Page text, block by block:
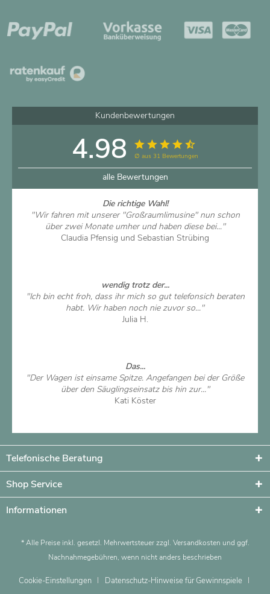
Kundenbewertungen
4.98 ∅ aus 31 Bewertungen
alle Bewertungen
Die richtige Wahl!
"Wir fahren mit unserer "Großraumlimusine" nun schon
über zwei Monate umher und haben diese bei..."
Claudia Pfensig und Sebastian Strübing
wendig trotz der...
"Ich bin echt froh, dass ihr mich so gut telefonsich beraten
habt. Wir haben noch nie zuvor so..."
Julia H.
Das...
"Der Wagen ist einsame Spitze. Angefangen bei der Größe
über den Säuglingseinsatz bis hin zur..."
Kati Köster
Telefonische Beratung
Shop Service
Informationen
* Alle Preise inkl. gesetzl. Mehrwertsteuer zzgl. Versandkosten und ggf.
Nachnahmegebühren, wenn nicht anders beschrieben
Cookie-Einstellungen Datenschutz-Hinweise für Gewinnspiele